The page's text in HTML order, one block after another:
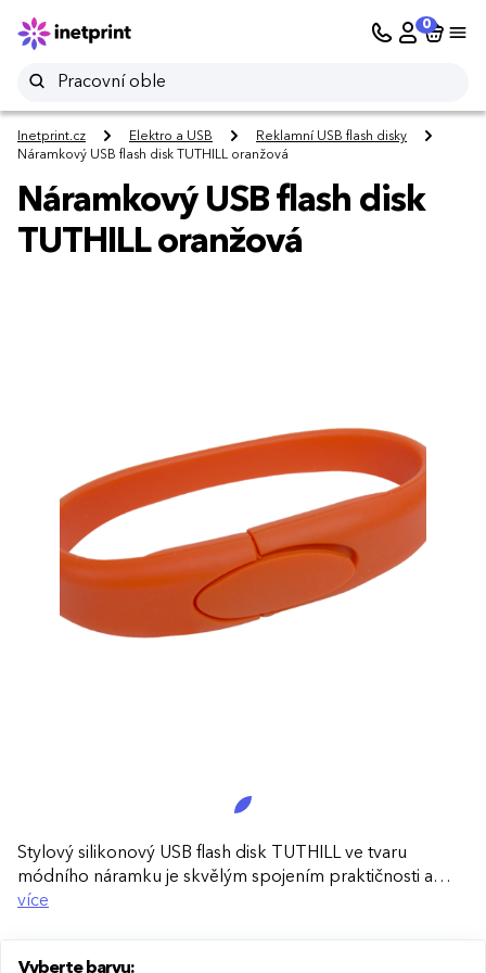
0
Inetprint.cz Elektro a USB
Reklamní USB flash disky
Náramkový USB flash disk TUTHILL oranžová
Náramkový USB flash disk
TUTHILL oranžová
Stylový silikonový USB flash disk TUTHILL ve tvaru
módního náramku je skvělým spojením praktičnosti a
originality. Perfektní doplněk pro každodenní přenos dat
více
Vyberte barvu: